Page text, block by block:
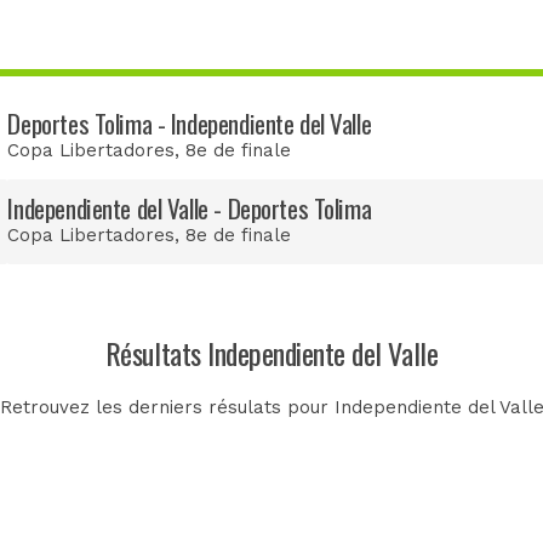
Deportes Tolima - Independiente del Valle
Copa Libertadores, 8e de finale
Independiente del Valle - Deportes Tolima
Copa Libertadores, 8e de finale
Résultats Independiente del Valle
Retrouvez les derniers résulats pour Independiente del Valle